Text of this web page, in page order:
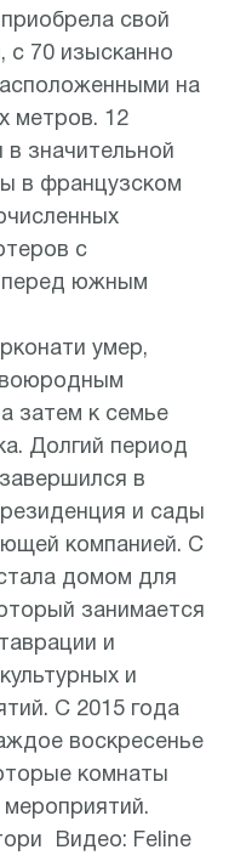
свой
с 70 изысканно
на
метров. 12
в значительной
в французском
с
перед южным
умер,
затем к семье
Долгий период
в
и сады
компанией. С
домом для
занимается
и
и
С 2015 года
воскресенье
комнаты
Видео: Feline